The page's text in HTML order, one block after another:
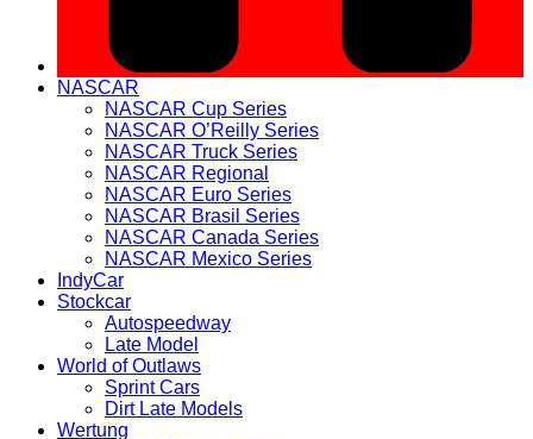
NASCAR
NASCAR Cup Series
NASCAR O’Reilly Series
NASCAR Truck Series
NASCAR Regional
NASCAR Euro Series
NASCAR Brasil Series
NASCAR Canada Series
NASCAR Mexico Series
IndyCar
Stockcar
Autospeedway
Late Model
World of Outlaws
Sprint Cars
Dirt Late Models
Wertung